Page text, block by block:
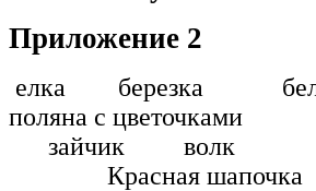
Приложение 2
елка березка
поляна с
зайчик волк
Красная шапочка